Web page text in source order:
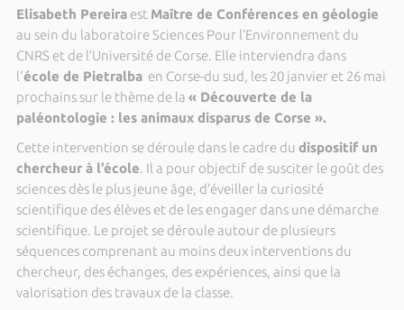
Elisabeth Pereiraest Maître de Conférences en géologie
au sein du laboratoire Sciences Pour l’Environnement du
CNRS et de l’Université de Corse. Elle interviendra dans
l'école de Pietralbaen Corse-du sud, les 20 janvier et 26 mai
prochains sur le thème de la « Découverte de la
paléontologie : les animaux disparus de Corse ».
Cette intervention se déroule dans le cadre du dispositif un
chercheur à l’école. Il a pour objectif de susciter le goût des
sciences dès le plus jeune âge, d’éveiller la curiosité
scientifique des élèves et de les engager dans une démarche
scientifique. Le projet se déroule autour de plusieurs
séquences comprenant au moins deux interventions du
chercheur, des échanges, des expériences, ainsi que la
valorisation des travaux de la classe.